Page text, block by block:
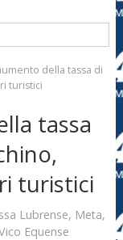
della tassa di
turistici
tassa
turistici
Lubrense, Meta,
Equense